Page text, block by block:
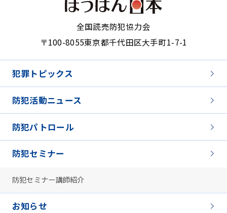
全国読売防犯協力会
〒100-8055東京都千代田区大手町1-7-1
犯罪トピックス
防犯活動ニュース
防犯パトロール
防犯セミナー
防犯セミナー講師紹介
お知らせ